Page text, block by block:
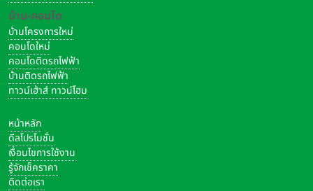
บ้าน-คอนโด
บ้านโครงการใหม่
คอนโดใหม่
คอนโดติดรถไฟฟ้า
บ้านติดรถไฟฟ้า
ทาวน์เฮ้าส์ ทาวน์โฮม
หน้าหลัก
ดีลโปรโมชั่น
เงื่อนไขการใช้งาน
รู้จักเช็คราคา
ติดต่อเรา